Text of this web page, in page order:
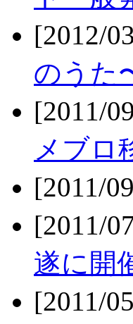
[2012/
のうた
[2011/
メブロ
[2011/
[2011/
遂に開
[2011/